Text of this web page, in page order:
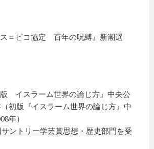
＝ピコ協定 百年の呪縛』新潮選
イスラーム世界の論じ方』中央公
初版『イスラーム世界の論じ方』中
年）
ントリー学芸賞思想・歴史部門を受